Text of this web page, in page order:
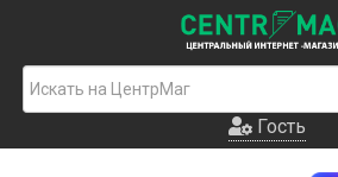
Гость
Гость